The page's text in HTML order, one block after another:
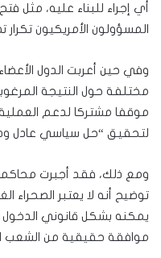
أي إجراء للبناء عليه، مثل
المسؤولون الأمريكيون تكرار
وفي حين أعربت الدول
مختلفة حول النتيجة
موقفا مشتركا لدعم
لتحقيق “حل سياسي عادل
ومع ذلك، فقد أجبرت محاكمها
توضيح أنه لا يعتبر الصحراء
يمكنه بشكل قانوني الدخول
موافقة حقيقية من الشعب